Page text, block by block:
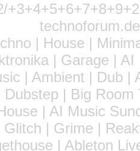
| House |
| Garage |
| Ambient | Dub
Dubstep | Big
| AI Music
| Grime |
| Ableton